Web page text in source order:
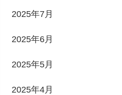
2025年7月
2025年6月
2025年5月
2025年4月